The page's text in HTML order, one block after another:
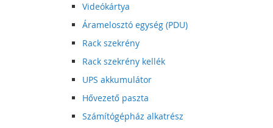
Videókártya
Áramelosztó egység (PDU)
Rack szekrény
Rack szekrény kellék
UPS akkumulátor
Hővezető paszta
Számítógépház alkatrész